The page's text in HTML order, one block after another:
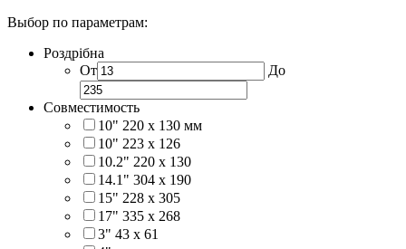
Выбор по параметрам:
Роздрібна
От
До
Совместимость
10" 220 x 130 мм
10" 223 x 126
10.2" 220 x 130
14.1" 304 х 190
15" 228 x 305
17" 335 х 268
3" 43 x 61